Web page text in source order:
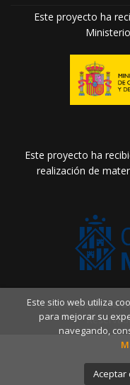
Este proyecto ha
Este proyecto ha
realización de
2026 ©Llibreria
Este sitio web utiliza
para mejorar su
navegando,
Aceptar